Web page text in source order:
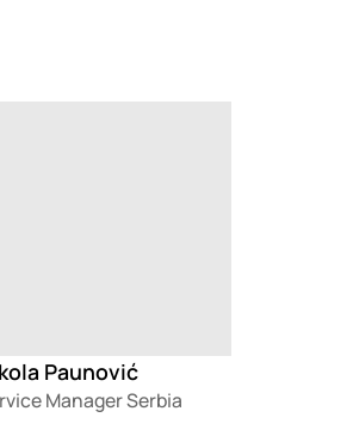
Paunović
Manager Serbia